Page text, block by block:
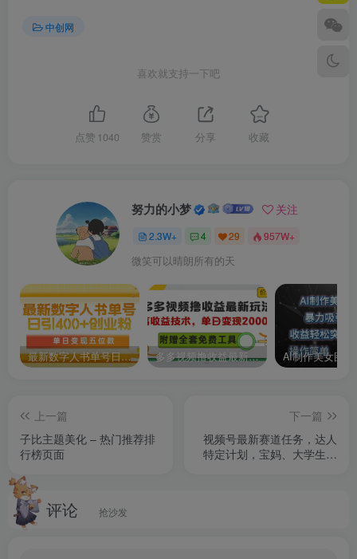
中创网
喜欢就支持一下吧
点赞 1040 赞赏 分享 收藏
努力的小梦 关注
2.3W+ 4 29 957W+
微笑可以晴朗所有的天
最新数字人书单号日400+创业粉，单日变现五位数，市面卖5980附软件和详… 多多视频撸收益最新玩法，高收益技术，单日变现2000+，附赠全套技术资料
上一篇
子比主题美化 – 热门推荐排
行榜页面
下一篇
视频号最新赛道任务，达人
特定计划，宝妈、大学生、
评论 抢沙发